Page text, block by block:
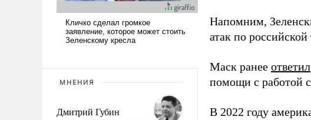
МНЕНИЯ
Дмитрий Губин
Напомним,
атак по
Маск ранее ответил
помощи с работой
В 2022 году